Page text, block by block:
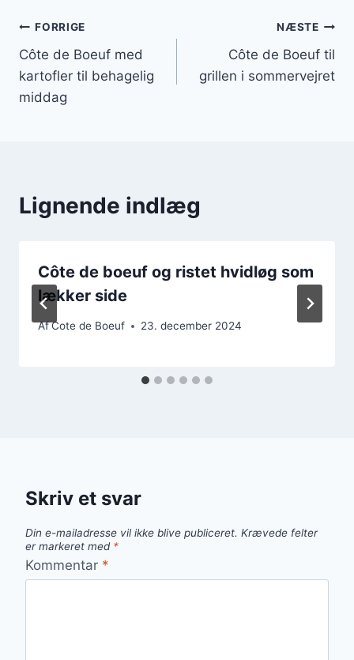
Indlægsnavigation
FORRIGE
Côte de Boeuf med
kartofler til behagelig
middag
NÆSTE
Côte de Boeuf til
grillen i sommervejret
Lignende indlæg
Côte de boeuf og ristet hvidløg som
lækker side
AfCote de Boeuf 23. december 2024
Skriv et svar
Din e-mailadresse vil ikke blive publiceret. Krævede felter
er markeret med *
Kommentar *